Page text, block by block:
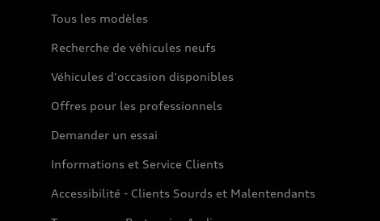
Tous les modèles
Recherche de véhicules neufs
Véhicules d'occasion disponibles
Offres pour les professionnels
Demander un essai
Informations et Service Clients
Accessibilité - Clients Sourds et Malentendants